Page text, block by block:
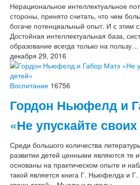
Нерациональное интеллектуальное
стороны, принято считать, что чем
богаче потенциальный опыт. И с этим
Достойная интеллектуальная база,
образование всегда только на пользу…
декабря 29, 2016
Воспитание 16756
Гордон Ньюфелд и
«Не упускайте
Среди большого количества
развитии детей ценными являются те
основаны на практическом опыте и
такой является книга Г. Ньюфелда и